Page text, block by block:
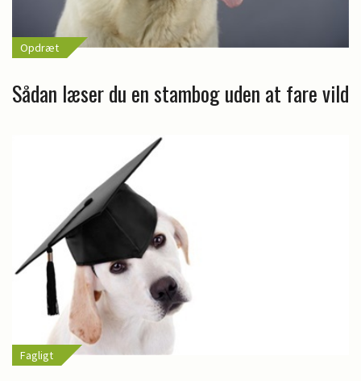
Opdræt
Sådan læser du en stambog uden at fare vild
Fagligt